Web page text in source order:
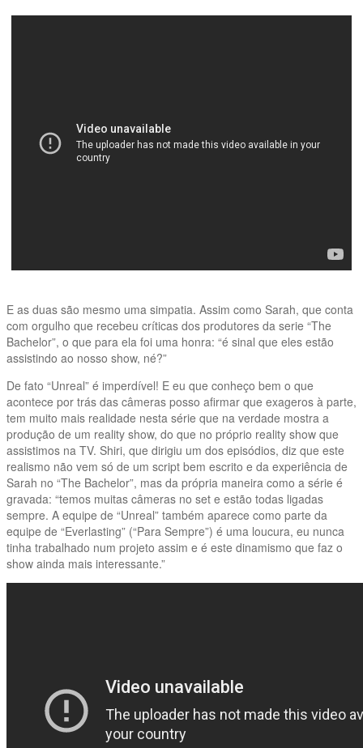
E as duas são mesmo uma simpatia. Assim como Sarah, que conta
com orgulho que recebeu críticas dos produtores da serie “The
Bachelor”, o que para ela foi uma honra: “é sinal que eles estão
assistindo ao nosso show, né?”
De fato “Unreal” é imperdível! E eu que conheço bem o que
acontece por trás das câmeras posso afirmar que exageros à parte,
tem muito mais realidade nesta série que na verdade mostra a
produção de um reality show, do que no próprio reality show que
assistimos na TV. Shiri, que dirigiu um dos episódios, diz que este
realismo não vem só de um script bem escrito e da experiência de
Sarah no “The Bachelor”, mas da própria maneira como a série é
gravada: “temos muitas câmeras no set e estão todas ligadas
sempre. A equipe de “Unreal” também aparece como parte da
equipe de “Everlasting” (“Para Sempre”) é uma loucura, eu nunca
tinha trabalhado num projeto assim e é este dinamismo que faz o
show ainda mais interessante.”